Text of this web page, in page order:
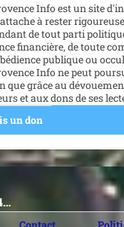
Info est un site
à rester
de tout parti
financière, de toute
publique ou
Info ne peut
que grâce au
et aux dons de ses
un don